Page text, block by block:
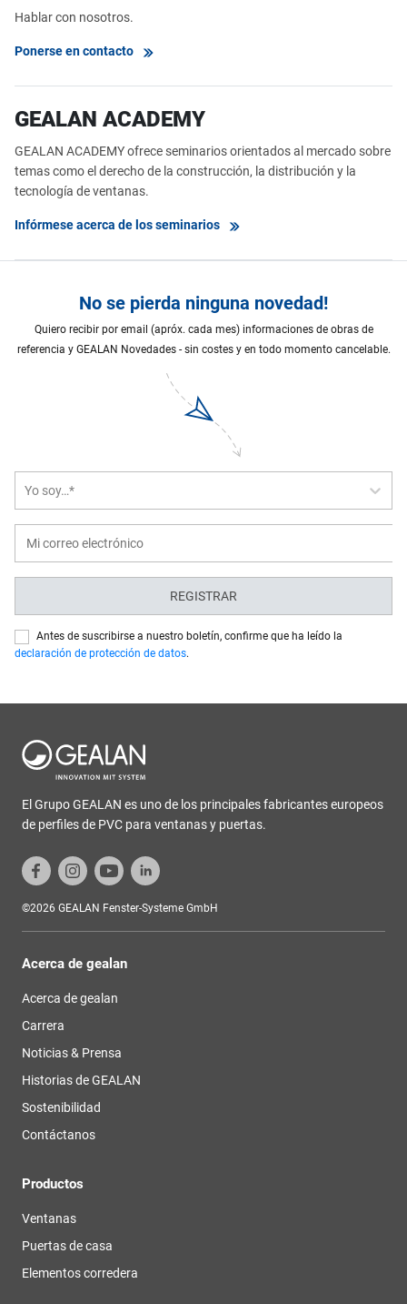
Hablar con nosotros.
Ponerse en contacto
GEALAN ACADEMY
GEALAN ACADEMY ofrece seminarios orientados al mercado sobre
temas como el derecho de la construcción, la distribución y la
tecnología de ventanas.
Infórmese acerca de los seminarios
No se pierda ninguna novedad!
Quiero recibir por email (apróx. cada mes) informaciones de obras de
referencia y GEALAN Novedades - sin costes y en todo momento cancelable.
Yo soy…*
REGISTRAR
Antes de suscribirse a nuestro boletín, confirme que ha leído la
declaración de protección de datos.
El Grupo GEALAN es uno de los principales fabricantes europeos
de perfiles de PVC para ventanas y puertas.
©2026 GEALAN Fenster-Systeme GmbH
Acerca de gealan
Acerca de gealan
Carrera
Noticias & Prensa
Historias de GEALAN
Sostenibilidad
Contáctanos
Productos
Ventanas
Puertas de casa
Elementos corredera